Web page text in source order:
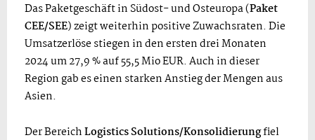
Das Paketgeschäft in Südost- und Osteuropa (Paket
CEE/SEE) zeigt weiterhin positive Zuwachsraten. Die
Umsatzerlöse stiegen in den ersten drei Monaten
2024 um 27,9 % auf 55,5 Mio EUR. Auch in dieser
Region gab es einen starken Anstieg der Mengen aus
Asien.
Der BereichLogistics Solutions/Konsolidierungfiel